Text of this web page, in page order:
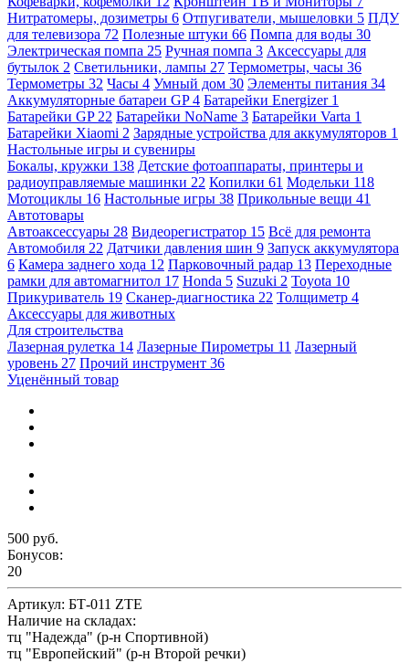
Нитратомеры, дозиметры 6 Отпугиватели, мышеловки 5 ПДУ
для телевизора 72 Полезные штуки 66 Помпа для воды 30
Электрическая помпа 25 Ручная помпа 3 Аксессуары для
бутылок 2 Светильники, лампы 27 Термометры, часы 36
Термометры 32 Часы 4 Умный дом 30 Элементы питания 34
Аккумуляторные батареи GP4 Батарейки Energizer 1
Батарейки GP 22 Батарейки NoName 3 Батарейки Varta 1
Батарейки Xiaomi 2 Зарядные устройства для аккумуляторов 1
Настольные игры и сувениры
Бокалы, кружки 138 Детские фотоаппараты, принтеры и
радиоуправляемые машинки 22 Копилки 61 Модельки 118
Мотоциклы 16 Настольные игры 38 Прикольные вещи 41
Автотовары
Автоаксессуары 28 Видеорегистратор 15 Всё для ремонта
Автомобиля 22 Датчики давления шин 9 Запуск аккумулятора
6 Камера заднего хода 12 Парковочный радар 13 Переходные
рамки для автомагнитол 17 Honda 5 Suzuki 2 Toyota 10
Прикуриватель 19 Сканер-диагностика 22 Толщиметр 4
Аксессуары для животных
Для строительства
Лазерная рулетка 14 Лазерные Пирометры 11 Лазерный
уровень 27 Прочий инструмент 36
Уценённый товар
500 руб.
Бонусов:
20
Артикул: БТ-011 ZTE
Наличие на складах:
тц "Надежда" (р-н Спортивной)
тц "Европейский" (р-н Второй речки)